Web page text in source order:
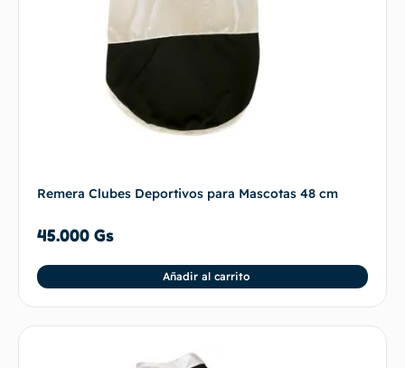
Remera Clubes Deportivos para Mascotas 48 cm
45.000 Gs
Añadir al carrito